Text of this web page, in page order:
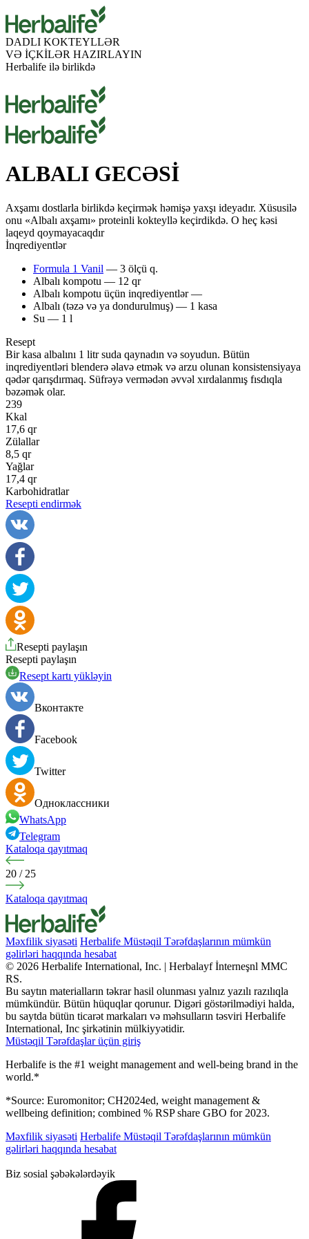
DADLI KOKTEYLLƏR
VƏ İÇKİLƏR HAZIRLAYIN
Herbalife ilə birlikdə
ALBALI GECƏSİ
Axşamı dostlarla birlikdə keçirmək həmişə yaxşı ideyadır. Xüsusilə
onu «Albalı axşamı» proteinli kokteyllə keçirdikdə. O heç kəsi
laqeyd qoymayacaqdır
İnqrediyentlər
Formula 1 Vanil — 3 ölçü q.
Albalı kompotu — 12 qr
Albalı kompotu üçün inqrediyentlər —
Albalı (təzə və ya dondurulmuş) — 1 kasa
Su — 1 l
Resept
Bir kasa albalını 1 litr suda qaynadın və soyudun. Bütün
inqrediyentləri blenderə əlavə etmək və arzu olunan konsistensiyaya
qədər qarışdırmaq. Süfrəyə vermədən əvvəl xırdalanmış fısdıqla
bəzəmək olar.
239
Kkal
17,6 qr
Zülallar
8,5 qr
Yağlar
17,4 qr
Karbohidratlar
Resepti endirmək
Resepti paylaşın
Resepti paylaşın
Resept kartı yükləyin
Вконтакте
Facebook
Twitter
Одноклассники
WhatsApp
Telegram
Kataloqa qayıtmaq
20 / 25
Kataloqa qayıtmaq
Məxfilik siyasəti Herbalife Müstəqil Tərəfdaşlarının mümkün
gəlirləri haqqında hesabat
© 2026 Herbalife International, Inc. | Herbalayf İnterneşnl MMC
RS.
Bu saytın materialların təkrar hasil olunması yalnız yazılı razılıqla
mümkündür. Bütün hüquqlar qorunur. Digəri göstərilmədiyi halda,
bu saytda bütün ticarət markaları və məhsulların təsviri Herbalife
International, Inc şirkətinin mülkiyyətidir.
Müstəqil Tərəfdaşlar üçün giriş
Herbalife is the #1 weight management and well-being brand in the
world.*
*Source: Euromonitor; CH2024ed, weight management &
wellbeing definition; combined % RSP share GBO for 2023.
Məxfilik siyasəti Herbalife Müstəqil Tərəfdaşlarının mümkün
gəlirləri haqqında hesabat
Biz sosial şəbəkələrdəyik